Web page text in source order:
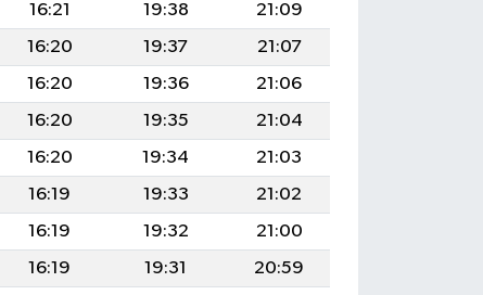
16:21 19:38
21:09
16:20 19:37
21:07
16:20 19:36
21:06
16:20 19:35
21:04
16:20 19:34
21:03
16:19 19:33
21:02
16:19 19:32
21:00
16:19 19:31
20:59